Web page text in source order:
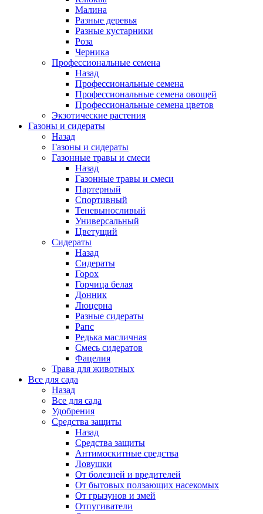
Малина
Разные деревья
Разные кустарники
Роза
Черника
Профессиональные семена
Назад
Профессиональные семена
Профессиональные семена овощей
Профессиональные семена цветов
Экзотические растения
Газоны и сидераты
Назад
Газоны и сидераты
Газонные травы и смеси
Назад
Газонные травы и смеси
Партерный
Спортивный
Теневыносливый
Универсальный
Цветущий
Сидераты
Назад
Сидераты
Горох
Горчица белая
Донник
Люцерна
Разные сидераты
Рапс
Редька масличная
Смесь сидератов
Фацелия
Трава для животных
Все для сада
Назад
Все для сада
Удобрения
Средства защиты
Назад
Средства защиты
Антимоскитные средства
Ловушки
От болезней и вредителей
От бытовых ползающих насекомых
От грызунов и змей
Отпугиватели